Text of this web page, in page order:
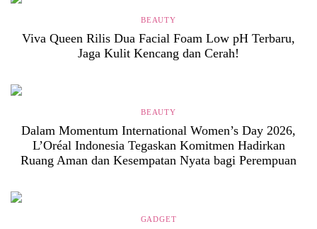
BEAUTY
Viva Queen Rilis Dua Facial Foam Low pH Terbaru,
Jaga Kulit Kencang dan Cerah!
BEAUTY
Dalam Momentum International Women’s Day 2026,
L’Oréal Indonesia Tegaskan Komitmen Hadirkan
Ruang Aman dan Kesempatan Nyata bagi Perempuan
GADGET